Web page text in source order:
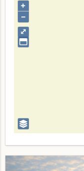
⤢
+
–